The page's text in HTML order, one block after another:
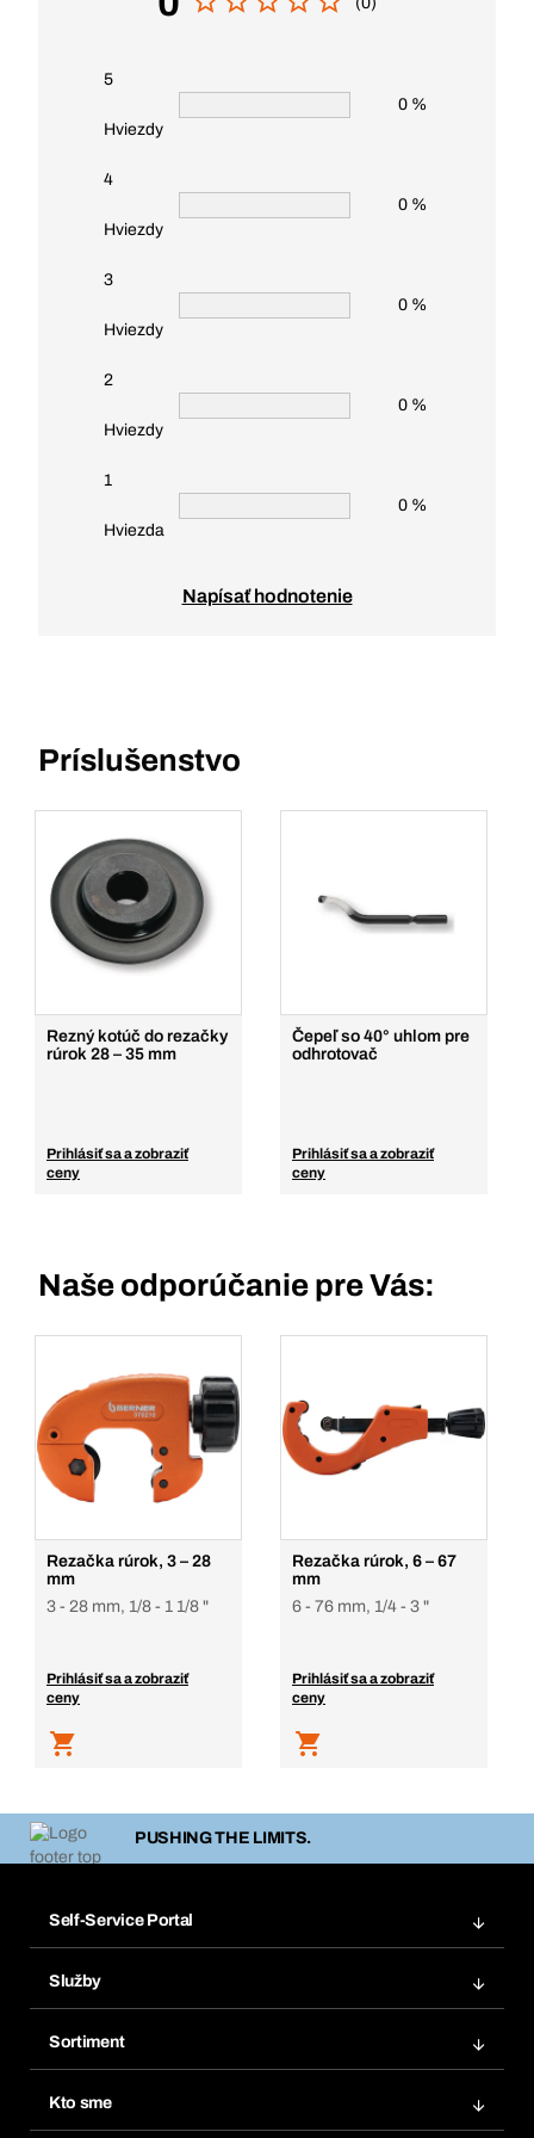
5
Hviezdy
0 %
4
Hviezdy
0 %
3
Hviezdy
0 %
2
Hviezdy
0 %
1
Hviezda
0 %
Napísať hodnotenie
Príslušenstvo
Rezný kotúč do rezačky
rúrok 28 – 35 mm
Prihlásiť sa a zobraziť
ceny
Čepeľ so 40° uhlom pre
odhrotovač
Prihlásiť sa a zobraziť
ceny
Naše odporúčanie pre Vás:
Rezačka rúrok, 3 – 28
mm
3 - 28 mm, 1/8 - 1 1/8 "
Prihlásiť sa a zobraziť
ceny
Rezačka rúrok, 6 – 67
mm
6 - 76 mm, 1/4 - 3 "
Prihlásiť sa a zobraziť
ceny
PUSHING THE LIMITS.
Self-Service Portal
Obľúbené
Opakované objednávky
Predplatné
Služby
Chemická databáza
Sortiment
Kto sme